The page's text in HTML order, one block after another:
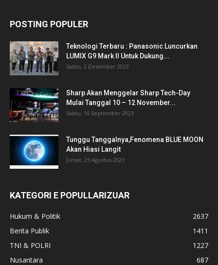
POSTING POPULER
Teknologi Terbaru : Panasonic Luncurkan
LUMIX G9 Mark II Untuk Dukung...
Sabtu, 2 Desember 2023
Sharp Akan Menggelar Sharp Tech-Day
Mulai Tanggal 10 – 12 November...
Sabtu, 16 September 2023
Tunggu Tanggalnya,Fenomena BLUE MOON
Akan Hiasi Langit
Jumat, 25 Agustus 2023
KATEGORI E POPULLARIZUAR
Hukum & Politik
2637
Berita Publik
1411
TNI & POLRI
1227
Nusantara
687